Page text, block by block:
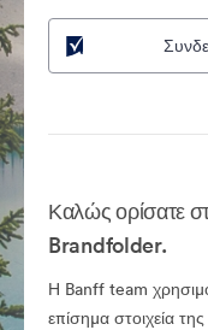
Καλώς ορίσατε
Brandfolder.
Η Banff team
επίσημα στοιχεία